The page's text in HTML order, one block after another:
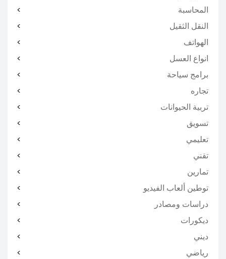
المحاسبة
النقل الثقيل
الهواتف
انواع العسل
برامج سياحة
تجاره
تربية الحيوانات
تسويق
تعليمي
تقني
تمارين
توطين ألعاب الفيديو
دراسات ومصادر
ديكورات
ديني
رياضي